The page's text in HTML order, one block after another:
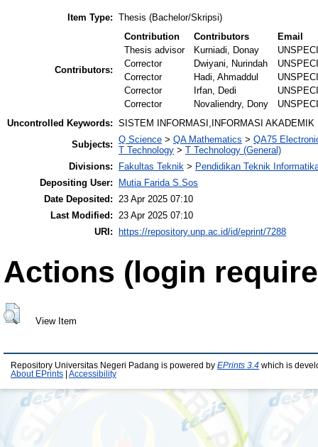
Item Type: Thesis (Bachelor/Skripsi)
Contributors:
Contribution Contributors
Email
Thesis advisor
Kurniadi, Donay
Corrector
Dwiyani, Nurindah
Corrector
Hadi, Ahmaddul
Corrector
Irfan, Dedi
Corrector
Novaliendry, Dony
Uncontrolled Keywords: SISTEM INFORMASI,INFORMASI AKADEMIK
Subjects: Q Science > QA Mathematics > QA75
T Technology > T Technology (General)
Divisions:
Fakultas Teknik > Pendidikan Teknik
Depositing User:
Mutia Farida S.Sos
Date Deposited: 23 Apr 2025 07:10
Last Modified: 23 Apr 2025 07:10
URI:
https://repository.unp.ac.id/id/eprint/7288
Actions (login
View Item
Repository Universitas Negeri Padang is powered by EPrints 3.4 which is
About EPrints
Accessibility